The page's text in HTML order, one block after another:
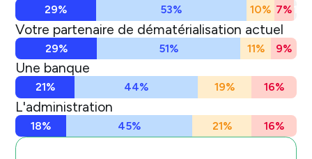
29% 53% 10% 7%
Votre partenaire de dématérialisation actuel
29% 51% 11% 9%
Une banque
21% 44% 19% 16%
L'administration
18% 45% 21% 16%